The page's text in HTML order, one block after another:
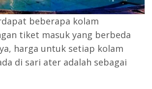
beberapa kolam
tiket masuk yang berbeda
harga untuk setiap kolam
di sari ater adalah sebagai